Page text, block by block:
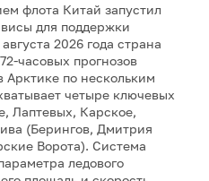
флота Китай запустил
для поддержки
2026 года страна
часовых прогнозов
Арктике по нескольким
четыре ключевых
Лаптевых, Карское,
(Берингов, Дмитрия
Ворота). Система
ледового